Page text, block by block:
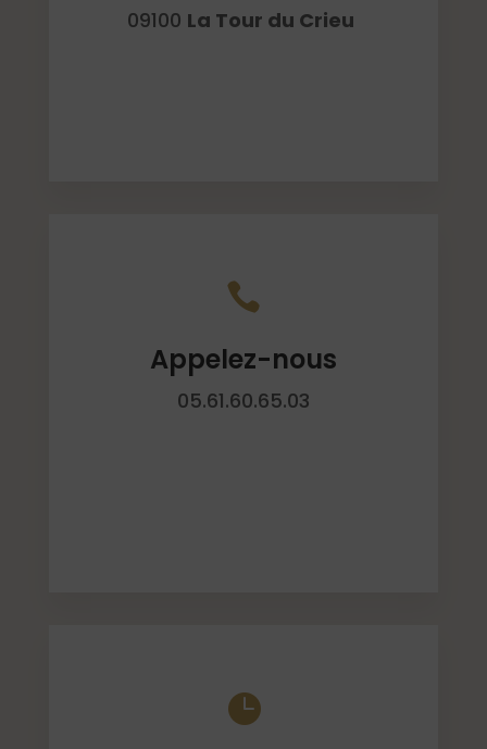
09100 La Tour du Crieu

Appelez-nous
05.61.60.65.03
